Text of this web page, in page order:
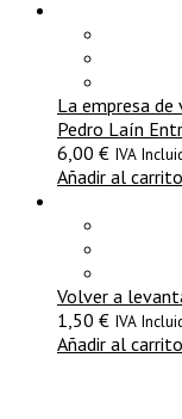
La empresa de
Pedro Laín
6,00 € IVA
Añadir al carrito
Volver a
1,50 € IVA
Añadir al carrito